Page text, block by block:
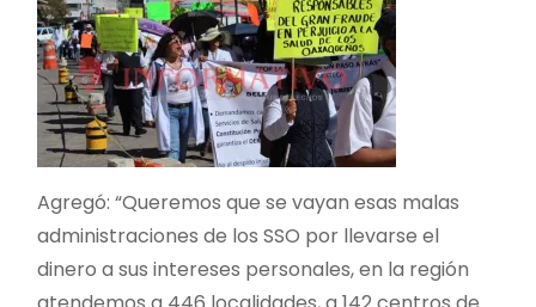
Agregó: “Queremos que se vayan esas malas
administraciones de los SSO por llevarse el
dinero a sus intereses personales, en la región